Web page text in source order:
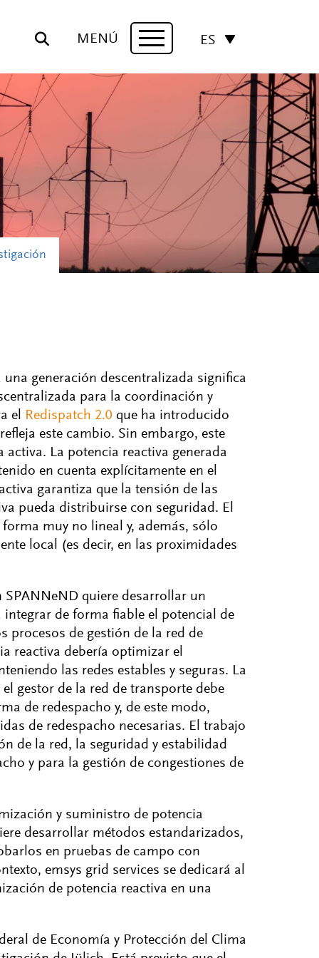
MENÚ
Navigation
ES
generación descentralizada significa
para la coordinación y
el Redispatch 2.0 que ha introducido
este cambio. Sin embargo, este
La potencia reactiva generada
en cuenta explícitamente en el
garantiza que la tensión de las
pueda distribuirse con seguridad. El
muy no lineal y, además, sólo
local (es decir, en las proximidades
quiere desarrollar un
de forma fiable el potencial de
procesos de gestión de la red de
reactiva debería optimizar el
las redes estables y seguras. La
gestor de la red de transporte debe
de redespacho y, de este modo,
de redespacho necesarias. El trabajo
de la red, la seguridad y estabilidad
y para la gestión de congestiones de
y suministro de potencia
desarrollar métodos estandarizados,
en pruebas de campo con
emsys grid services se dedicará al
de potencia reactiva en una
de Economía y Protección del Clima